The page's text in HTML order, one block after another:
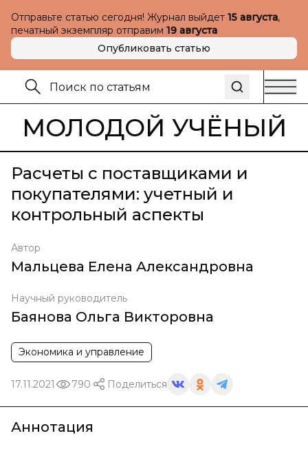
Отправьте статью сегодня! Журнал выйдет 15 августа,
печатный экземпляр отправим 19 августа
Опубликовать статью
МОЛОДОЙ УЧЁНЫЙ
Расчеты с поставщиками и
покупателями: учетный и
контрольный аспекты
Автор
Мальцева Елена Александровна
Научный руководитель
Баянова Ольга Викторовна
Экономика и управление
17.11.2021 790 Поделиться
Аннотация